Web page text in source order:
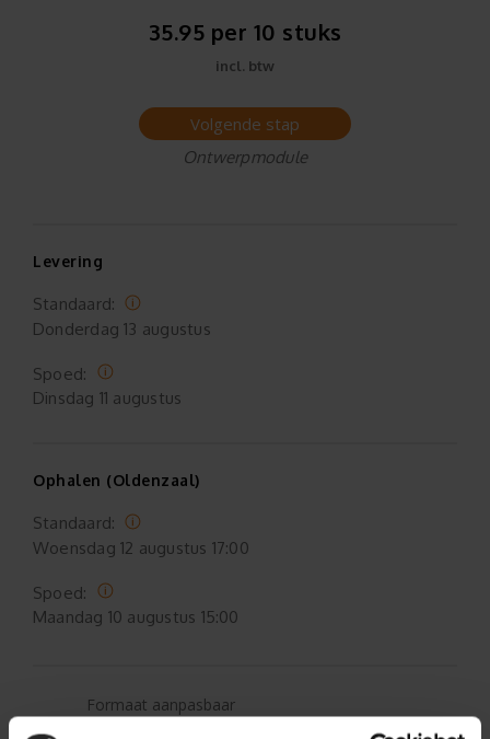
35.95 per 10 stuks
incl. btw
Volgende stap
Ontwerpmodule
Levering
Standaard:
Donderdag 13 augustus
Spoed:
Dinsdag 11 augustus
Ophalen (Oldenzaal)
Standaard:
Woensdag 12 augustus 17:00
Spoed:
Maandag 10 augustus 15:00
Formaat aanpasbaar